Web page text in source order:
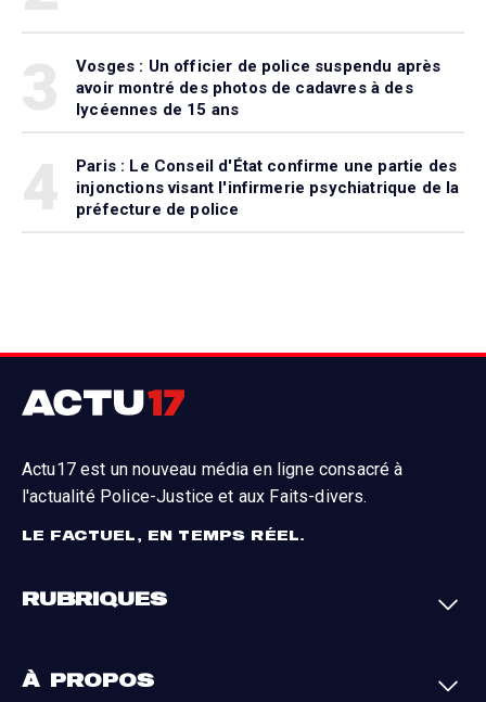
Vosges : Un officier de police suspendu après
avoir montré des photos de cadavres à des
lycéennes de 15 ans
Paris : Le Conseil d'État confirme une partie des
injonctions visant l'infirmerie psychiatrique de la
préfecture de police
Actu17 est un nouveau média en ligne consacré à
l'actualité Police-Justice et aux Faits-divers.
LE FACTUEL, EN TEMPS RÉEL.
RUBRIQUES
À PROPOS